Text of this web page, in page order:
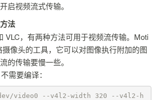
启视频流式传输。
法
VLC，有两种方法可用于视频流传输。Moti
像头的工具，它可以对图像执行附加的图
的传输要慢一些。
需要编译：
video0 --v4l2-width 320 --v4l2-h